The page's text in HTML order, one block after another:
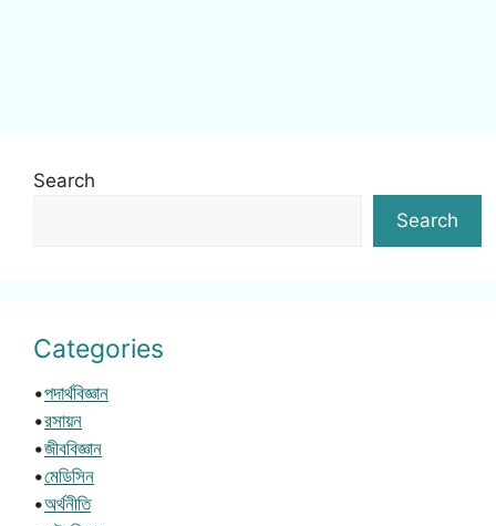
Search
Search
Categories
•পদার্থবিজ্ঞান
•রসায়ন
•জীববিজ্ঞান
•মেডিসিন
•অর্থনীতি